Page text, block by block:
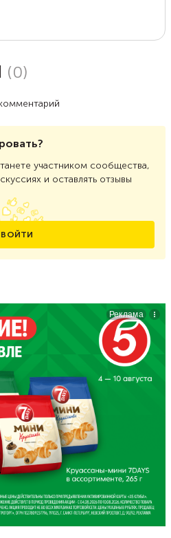
(0)
участником сообщества,
и оставлять отзывы
ВОЙТИ